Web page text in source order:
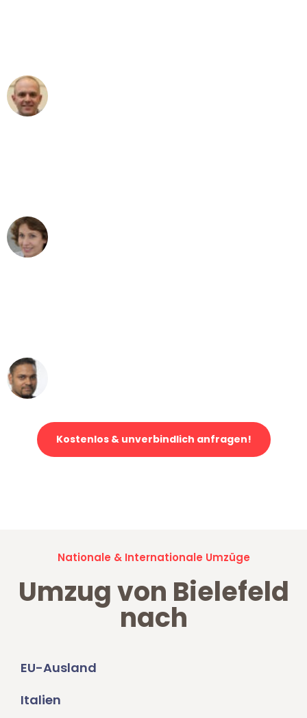
Kostenlos & unverbindlich anfragen!
Nationale & Internationale Umzüge
Umzug von Bielefeld
nach
EU-Ausland
Italien